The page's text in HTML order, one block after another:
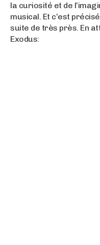
la curiosité et de
musical. Et c’est
suite de très près. En
Exodus: